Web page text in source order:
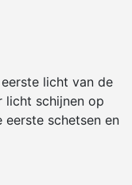
licht van de
licht schijnen op
schetsen en